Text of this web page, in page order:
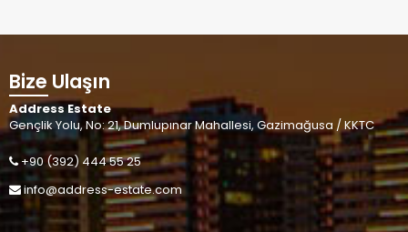
Bize Ulaşın
Address Estate
Gençlik Yolu, No: 21, Dumlupınar Mahallesi, Gazimağusa / KKTC
+90 (392) 444 55 25
info@address-estate.com